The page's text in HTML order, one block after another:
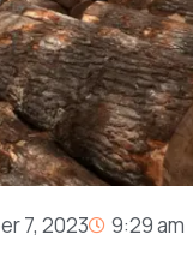
7, 2023
9:29 am